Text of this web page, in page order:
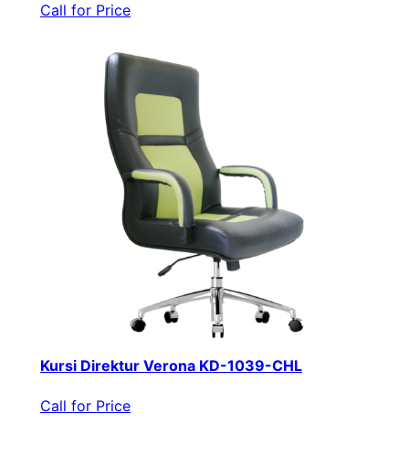
Call for Price
Kursi Direktur Verona KD-1039-CHL
Call for Price